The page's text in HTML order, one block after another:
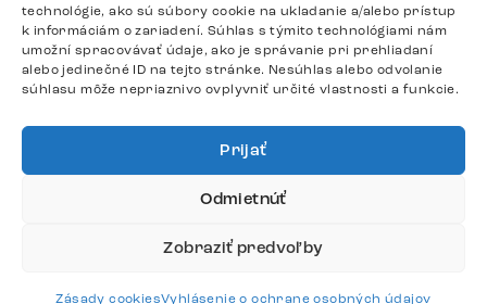
technológie, ako sú súbory cookie na ukladanie a/alebo prístup
k informáciám o zariadení. Súhlas s týmito technológiami nám
umožní spracovávať údaje, ako je správanie pri prehliadaní
alebo jedinečné ID na tejto stránke. Nesúhlas alebo odvolanie
súhlasu môže nepriaznivo ovplyvniť určité vlastnosti a funkcie.
Prijať
Odmietnúť
Zobraziť predvoľby
Zásady cookiesVyhlásenie o ochrane osobných údajov
Maďarsko